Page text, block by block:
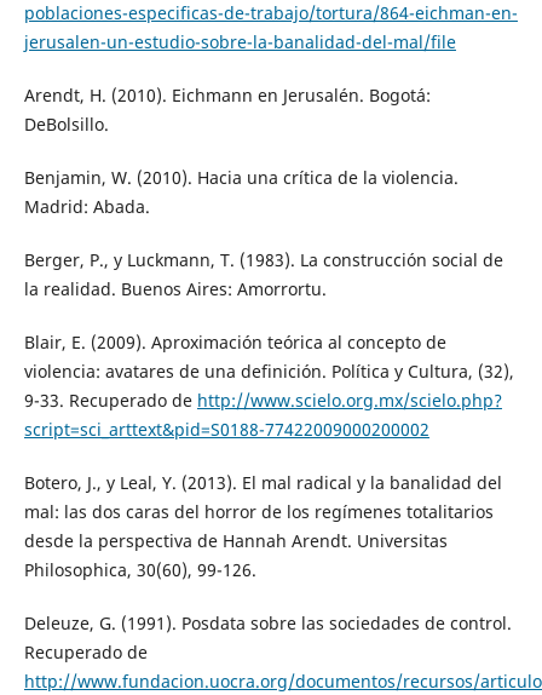
poblaciones-especificas-de-trabajo/tortura/864-eichman-en-
jerusalen-un-estudio-sobre-la-banalidad-del-mal/file
Arendt, H. (2010). Eichmann en Jerusalén. Bogotá:
DeBolsillo.
Benjamin, W. (2010). Hacia una crítica de la violencia.
Madrid: Abada.
Berger, P., y Luckmann, T. (1983). La construcción social de
la realidad. Buenos Aires: Amorrortu.
Blair, E. (2009). Aproximación teórica al concepto de
violencia: avatares de una definición. Política y Cultura, (32),
9-33. Recuperado de http://www.scielo.org.mx/scielo.php?
script=sci_arttext&pid=S0188-77422009000200002
Botero, J., y Leal, Y. (2013). El mal radical y la banalidad del
mal: las dos caras del horror de los regímenes totalitarios
desde la perspectiva de Hannah Arendt. Universitas
Philosophica, 30(60), 99-126.
Deleuze, G. (1991). Posdata sobre las sociedades de control.
Recuperado de
http://www.fundacion.uocra.org/documentos/recursos/